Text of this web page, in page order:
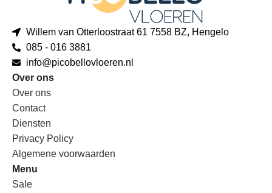
Willem van Otterloostraat 61 7558 BZ, Hengelo
085 - 016 3881
info@picobellovloeren.nl
Over ons
Over ons
Contact
Diensten
Privacy Policy
Algemene voorwaarden
Menu
Sale